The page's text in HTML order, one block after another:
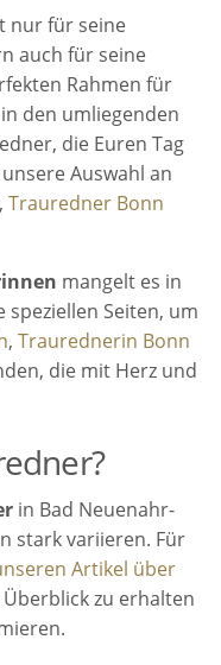
nur für seine
auch für seine
Rahmen für
den umliegenden
die Euren Tag
Auswahl an
Trauredner Bonn
mangelt es in
speziellen Seiten, um
,Traurednerin Bonn
die mit Herz und
in Bad Neuenahr-
stark variieren. Für
Artikel über
zu erhalten